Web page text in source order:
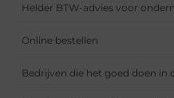
Helder BTW-advies voor
Online bestellen
Bedrijven die het goed doen in